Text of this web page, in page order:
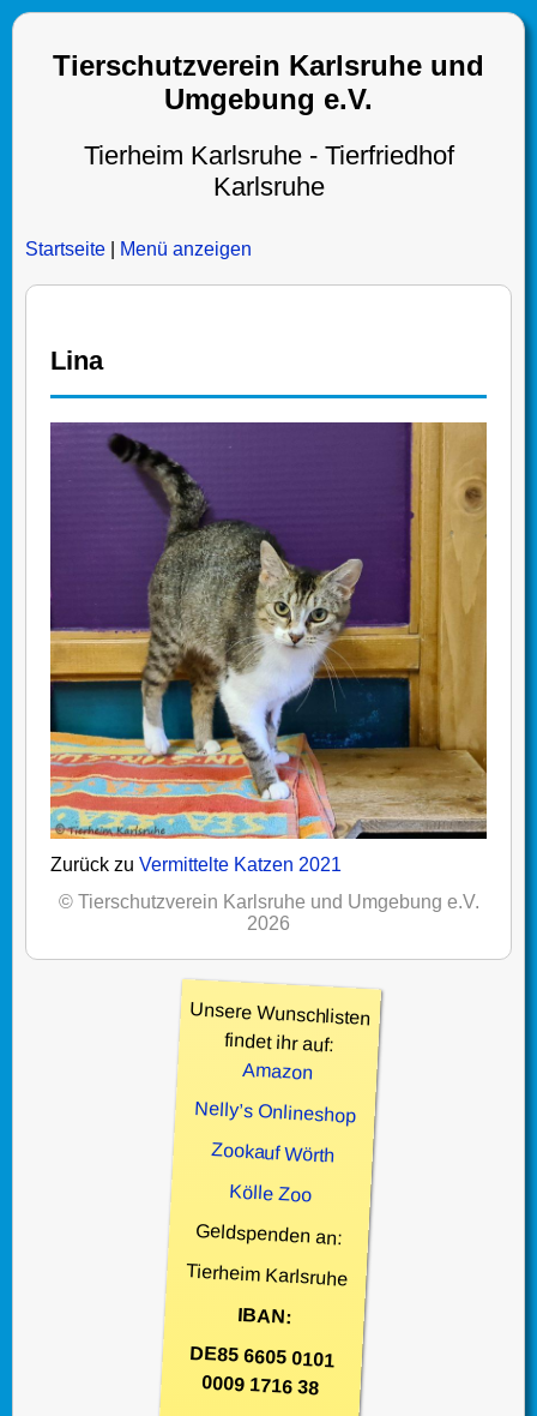
Tierschutzverein Karlsruhe und
Umgebung e.V.
Tierheim Karlsruhe - Tierfriedhof
Karlsruhe
Startseite Menü anzeigen
Lina
Zurück zu Vermittelte Katzen 2021
© Tierschutzverein Karlsruhe und Umgebung e.V.
2026
Unsere Wunschlisten
findet ihr auf:
Amazon
Nelly’s Onlineshop
Zookauf Wörth
Kölle Zoo
Geldspenden an:
Tierheim Karlsruhe
IBAN:
DE85 6605 0101
0009 1716 38